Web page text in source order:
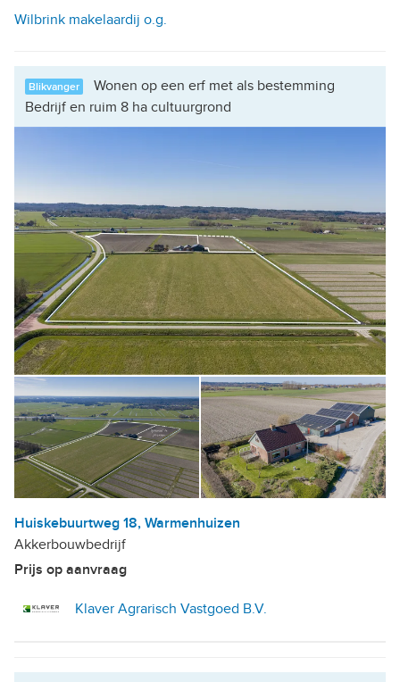
Wilbrink makelaardij o.g.
Blikvanger
Wonen op een erf met als bestemming
Bedrijf en ruim 8 ha cultuurgrond
Huiskebuurtweg 18, Warmenhuizen
Akkerbouwbedrijf
Prijs op aanvraag
Klaver Agrarisch Vastgoed B.V.